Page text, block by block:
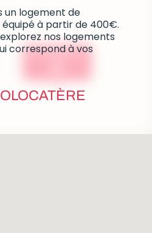
un logement de
à partir de 400€.
nos logements
correspond à vos
Colocations :